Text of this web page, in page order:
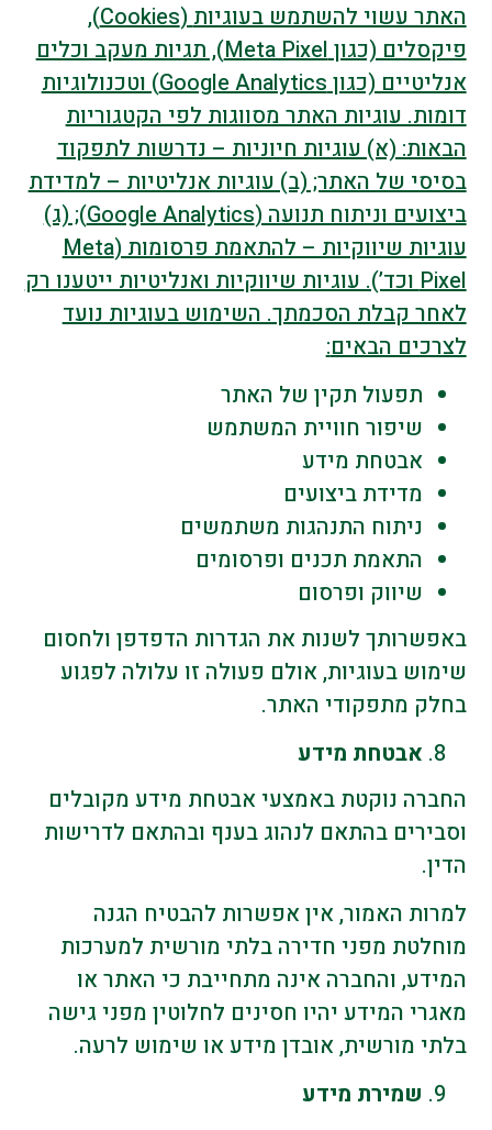
האתר עשוי להשתמש בעוגיות(Cookies),
פיקסלים (כגון Meta Pixel), תגיות מעקב וכלים
אנליטיים (כגון Google Analytics) וטכנולוגיות
דומות. עוגיות האתר מסווגות לפי הקטגוריות
הבאות: (א) עוגיות חיוניות – נדרשות לתפקוד
בסיסי של האתר; (ב) עוגיות אנליטיות – למדידת
ביצועים וניתוח תנועה (Google Analytics); (ג)
עוגיות שיווקיות – להתאמת פרסומות (Meta
Pixel וכד’). עוגיות שיווקיות ואנליטיות ייטענו רק
לאחר קבלת הסכמתך. השימוש בעוגיות נועד
לצרכים הבאים:
תפעול תקין של האתר
שיפור חוויית המשתמש
אבטחת מידע
מדידת ביצועים
ניתוח התנהגות משתמשים
התאמת תכנים ופרסומים
שיווק ופרסום
באפשרותך לשנות את הגדרות הדפדפן ולחסום
שימוש בעוגיות, אולם פעולה זו עלולה לפגוע
בחלק מתפקודי האתר.
אבטחת מידע
החברה נוקטת באמצעי אבטחת מידע מקובלים
וסבירים בהתאם לנהוג בענף ובהתאם לדרישות
הדין.
למרות האמור, אין אפשרות להבטיח הגנה
מוחלטת מפני חדירה בלתי מורשית למערכות
המידע, והחברה אינה מתחייבת כי האתר או
מאגרי המידע יהיו חסינים לחלוטין מפני גישה
בלתי מורשית, אובדן מידע או שימוש לרעה.
שמירת מידע